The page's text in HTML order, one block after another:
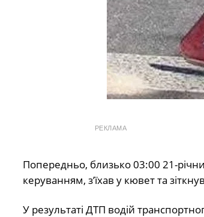
РЕКЛАМА
Попередньо, близько 03:00 21-
керуванням, з’їхав у кювет та
У результаті ДТП водій